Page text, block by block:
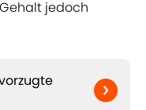
jedoch